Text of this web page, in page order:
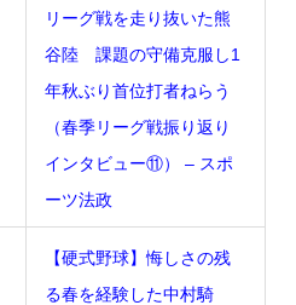
リーグ戦を走り抜いた熊
谷陸 課題の守備克服し1
年秋ぶり首位打者ねらう
（春季リーグ戦振り返り
インタビュー⑪） – スポ
ーツ法政
【硬式野球】悔しさの残
る春を経験した中村騎